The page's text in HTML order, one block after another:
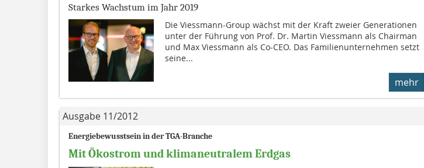
Starkes Wachstum im Jahr 2019
Die Viessmann-Group wächst mit der Kraft zweier Generationen
unter der Führung von Prof. Dr. Martin Viessmann als Chairman
und Max Viessmann als Co-CEO. Das Familienunternehmen setzt
seine...
mehr
Ausgabe 11/2012
Energiebewusstsein in der TGA-Branche
Mit Ökostrom und klimaneutralem Erdgas